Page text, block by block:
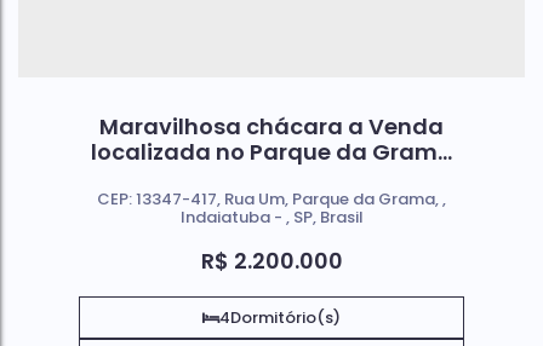
Maravilhosa chácara a Venda
localizada no Parque da Grama
R$ 2.200.000
CEP: 13347-417, Rua Um, Parque da Grama ,
Indaiatuba , SP, Brasil
4Dormitório(s)